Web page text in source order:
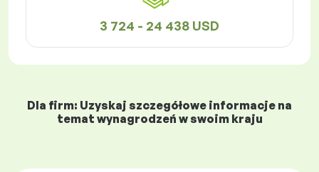
3 724 - 24 438 USD
Dla firm: Uzyskaj szczegółowe informacje na
temat wynagrodzeń w swoim kraju